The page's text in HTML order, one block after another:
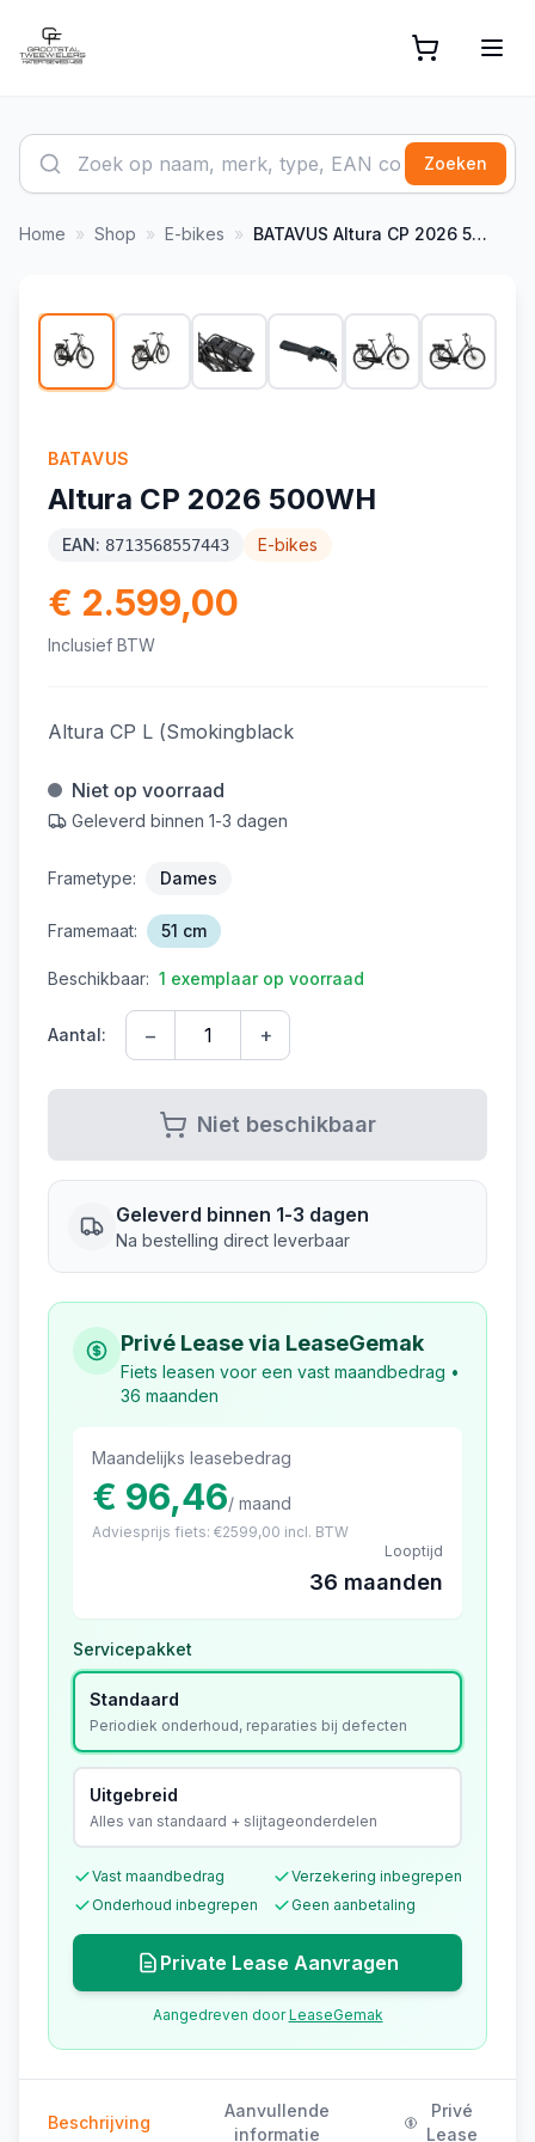
Zoeken
Home » Shop » E-bikes » BATAVUS Altura CP 2026 500WH
BATAVUS
Altura CP 2026 500WH
EAN: 8713568557443 E-bikes
€ 2.599,00
Inclusief BTW
Altura CP L (Smokingblack
Niet op voorraad
Geleverd binnen 1-3 dagen
Frametype: Dames
Framemaat: 51 cm
Beschikbaar: 1 exemplaar op voorraad
Aantal: − +
Niet beschikbaar
Geleverd binnen 1-3 dagen
Na bestelling direct leverbaar
Privé Lease via LeaseGemak
Fiets leasen voor een vast maandbedrag •
36 maanden
Maandelijks leasebedrag
€ 96,46/ maand
Adviesprijs fiets: €2599,00 incl. BTW
Looptijd
36 maanden
Servicepakket
Standaard
Periodiek onderhoud, reparaties bij defecten
Uitgebreid
Alles van standaard + slijtageonderdelen
Vast maandbedrag
Verzekering inbegrepen
Onderhoud inbegrepen
Geen aanbetaling
Private Lease Aanvragen
Aangedreven doorLeaseGemak
Beschrijving
Aanvullende
informatie
Privé
Lease